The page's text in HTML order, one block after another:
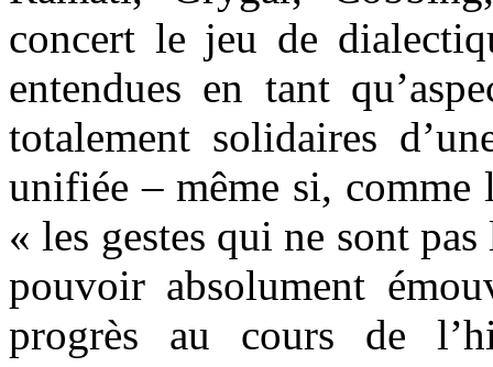
concert le jeu de
entendues en tant
totalement solidaires
unifiée – même si, comme
« les gestes qui ne sont
pouvoir absolument
progrès au cours de